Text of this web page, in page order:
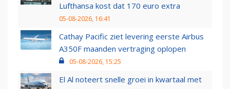
Lufthansa kost dat 170 euro extra
05-08-2026, 16:41
Cathay Pacific ziet levering eerste Airbus
A350F maanden vertraging oplopen
05-08-2026, 15:25
El Al noteert snelle groei in kwartaal met